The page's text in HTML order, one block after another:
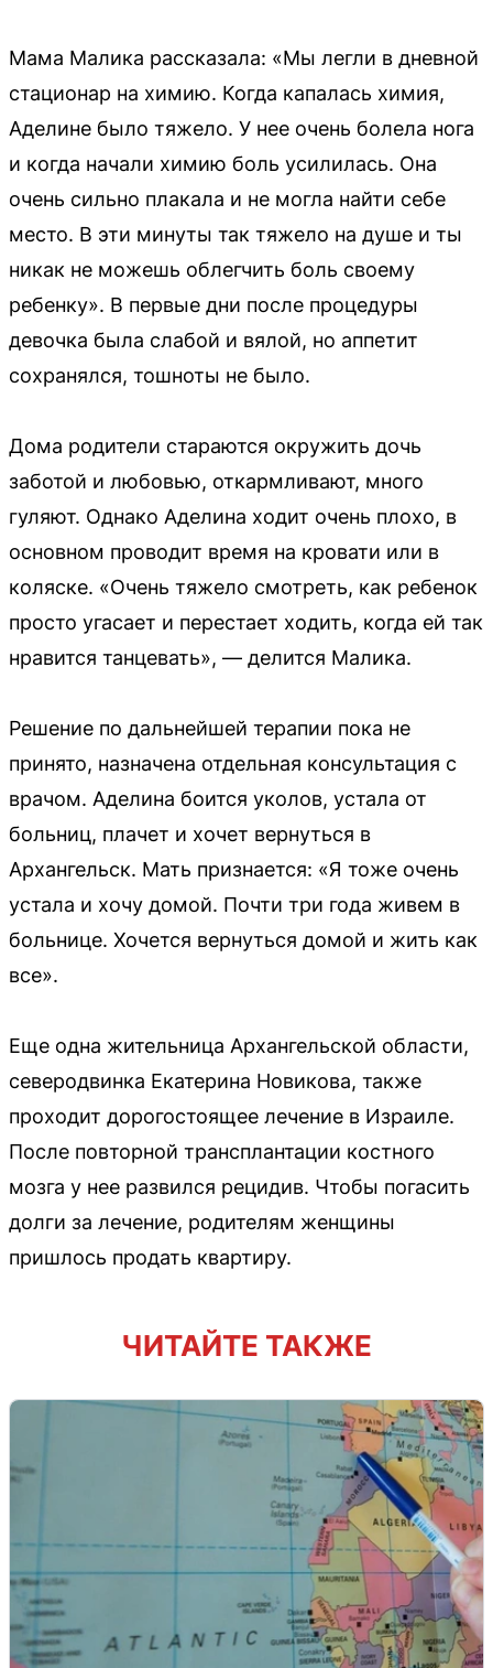
Мама Малика рассказала: «Мы легли в дневной
стационар на химию. Когда капалась химия,
Аделине было тяжело. У нее очень болела нога
и когда начали химию боль усилилась. Она
очень сильно плакала и не могла найти себе
место. В эти минуты так тяжело на душе и ты
никак не можешь облегчить боль своему
ребенку». В первые дни после процедуры
девочка была слабой и вялой, но аппетит
сохранялся, тошноты не было.
Дома родители стараются окружить дочь
заботой и любовью, откармливают, много
гуляют. Однако Аделина ходит очень плохо, в
основном проводит время на кровати или в
коляске. «Очень тяжело смотреть, как ребенок
просто угасает и перестает ходить, когда ей так
нравится танцевать», — делится Малика.
Решение по дальнейшей терапии пока не
принято, назначена отдельная консультация с
врачом. Аделина боится уколов, устала от
больниц, плачет и хочет вернуться в
Архангельск. Мать признается: «Я тоже очень
устала и хочу домой. Почти три года живем в
больнице. Хочется вернуться домой и жить как
все».
Еще одна жительница Архангельской области,
северодвинка Екатерина Новикова, также
проходит дорогостоящее лечение в Израиле.
После повторной трансплантации костного
мозга у нее развился рецидив. Чтобы погасить
долги за лечение, родителям женщины
пришлось продать квартиру.
ЧИТАЙТЕ ТАКЖЕ